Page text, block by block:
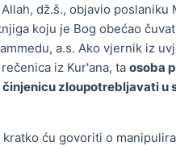
dž.š., objavio poslaniku
koju je Bog obećao
a.s. Ako vjernik iz
iz Kur'ana, ta osoba
zloupotrebljavati u
ću govoriti o